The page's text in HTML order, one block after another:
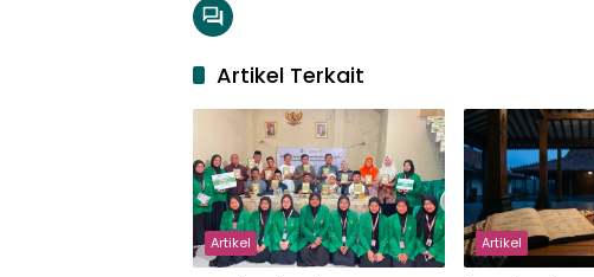
Artikel Terkait
Artikel Artikel